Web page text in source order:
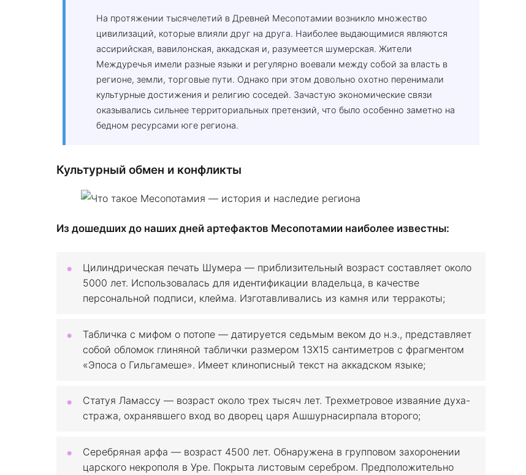
На протяжении тысячелетий в Древней Месопотамии возникло множество
цивилизаций, которые влияли друг на друга. Наиболее выдающимися являются
ассирийская, вавилонская, аккадская и, разумеется шумерская. Жители
Междуречья имели разные языки и регулярно воевали между собой за власть в
регионе, земли, торговые пути. Однако при этом довольно охотно перенимали
культурные достижения и религию соседей. Зачастую экономические связи
оказывались сильнее территориальных претензий, что было особенно заметно на
бедном ресурсами юге региона.
Культурный обмен и конфликты
Из дошедших до наших дней артефактов Месопотамии наиболее известны:
Цилиндрическая печать Шумера — приблизительный возраст составляет около
5000 лет. Использовалась для идентификации владельца, в качестве
персональной подписи, клейма. Изготавливались из камня или терракоты;
Табличка с мифом о потопе — датируется седьмым веком до н.э., представляет
собой обломок глиняной таблички размером 13Х15 сантиметров с фрагментом
«Эпоса о Гильгамеше». Имеет клинописный текст на аккадском языке;
Статуя Ламассу — возраст около трех тысяч лет. Трехметровое изваяние духа-
стража, охранявшего вход во дворец царя Ашшурнасирпала второго;
Серебряная арфа — возраст 4500 лет. Обнаружена в групповом захоронении
царского некрополя в Уре. Покрыта листовым серебром. Предположительно